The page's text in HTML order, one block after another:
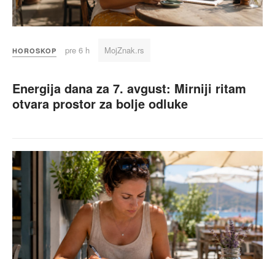
HOROSKOP pre 6 h MojZnak.rs
Energija dana za 7. avgust: Mirniji ritam
otvara prostor za bolje odluke